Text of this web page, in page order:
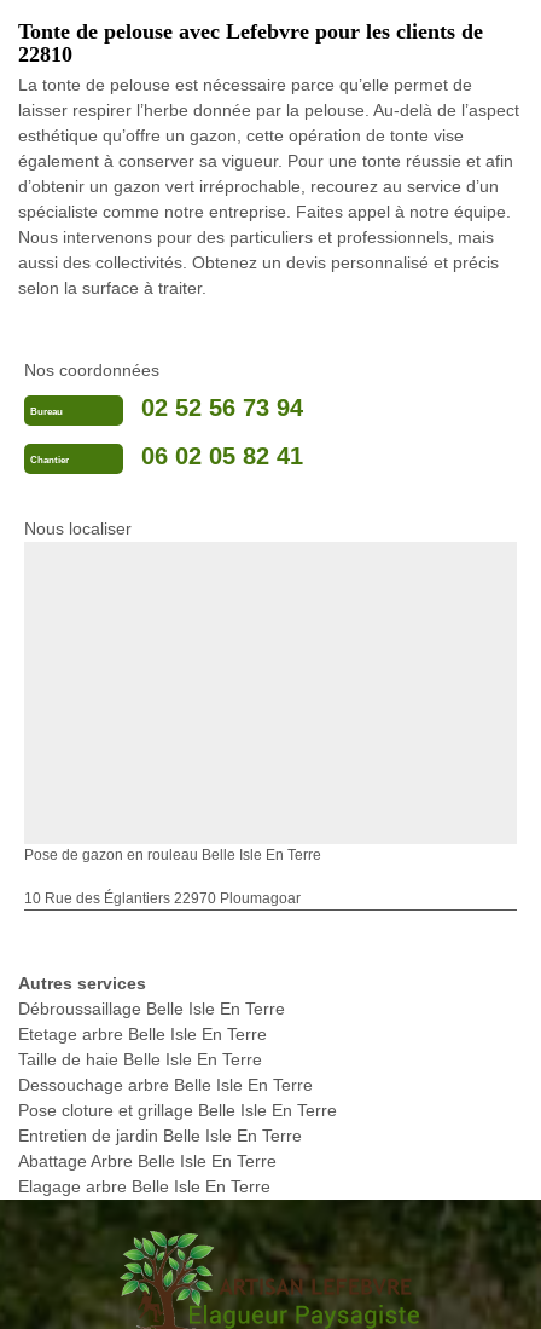
Tonte de pelouse avec Lefebvre pour les clients de
22810
La tonte de pelouse est nécessaire parce qu’elle permet de
laisser respirer l’herbe donnée par la pelouse. Au-delà de l’aspect
esthétique qu’offre un gazon, cette opération de tonte vise
également à conserver sa vigueur. Pour une tonte réussie et afin
d’obtenir un gazon vert irréprochable, recourez au service d’un
spécialiste comme notre entreprise. Faites appel à notre équipe.
Nous intervenons pour des particuliers et professionnels, mais
aussi des collectivités. Obtenez un devis personnalisé et précis
selon la surface à traiter.
Nos coordonnées
Bureau 02 52 56 73 94
Chantier 06 02 05 82 41
Nous localiser
Pose de gazon en rouleau Belle Isle En Terre
10 Rue des Églantiers 22970 Ploumagoar
Autres services
Débroussaillage Belle Isle En Terre
Etetage arbre Belle Isle En Terre
Taille de haie Belle Isle En Terre
Dessouchage arbre Belle Isle En Terre
Pose cloture et grillage Belle Isle En Terre
Entretien de jardin Belle Isle En Terre
Abattage Arbre Belle Isle En Terre
Elagage arbre Belle Isle En Terre